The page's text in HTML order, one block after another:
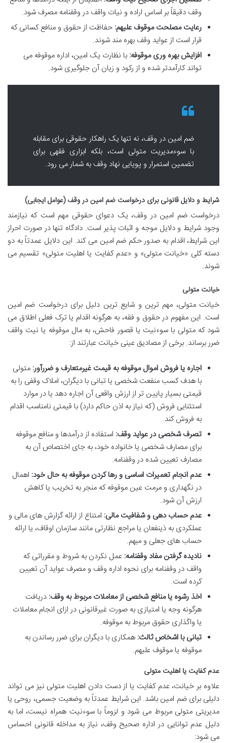
وقف دقیقاً بر اساس اراده و نیات واقف در وقفنامه مصرف شود.
رعایت مصلحت موقوف علیهم: حفاظت از حقوق و منافع کسانی که
قرار است از عواید وقف بهره مند شوند.
افزایش بهره وری موقوفه: با نظارت یک امین، اداره موقوفه می
تواند کارآمدتر شده و از رکود و زیان آن جلوگیری شود.
ضم امین در وقف، نه تنها یک راهکار حقوقی برای مقابله
با سوءمدیریت متولی است، بلکه ابزاری فقهی برای
تضمین استمرار و پویایی نهاد وقف به شمار می رود.
شرایط و دلایل قانونی برای درخواست ضم امین در وقف (عوامل ایجابی)
درخواست ضم امین در وقف، یک دعوای حقوقی مهم است که نیازمند
وجود شرایط و دلایل موجه و اثبات پذیر است. دادگاه تنها در صورت احراز
این شرایط، اقدام به صدور حکم ضم امین می کند. این دلایل عمدتاً به دو
دسته کلی «خیانت متولی» و «عدم کفایت یا اهلیت متولی» تقسیم می
شوند.
خیانت متولی
خیانت متولی، مهم ترین و شایع ترین دلیل برای درخواست ضم امین
است. این مفهوم در حقوق و فقه، به هرگونه اقدام یا ترک فعلی اطلاق می
شود که متولی با سوءنیت یا قصور فاحش، به مال موقوفه یا نیت واقف
ضرر برساند. برخی از مصادیق عینی خیانت عبارتند از:
اجاره یا فروش اموال موقوفه به قیمت غیرمتعارف و ضررآور: متولی
با هدف کسب منفعت شخصی یا تبانی با دیگران، املاک وقفی را به
قیمتی بسیار پایین تر از ارزش واقعی آن اجاره دهد یا در موارد
استثنایی فروش (که نیاز به اذن حاکم دارد) با قیمتی نامناسب اقدام
به فروش کند.
تصرف شخصی در عواید وقف: استفاده از درآمدها و منافع موقوفه
برای مصارف شخصی یا خانواده خود، به جای اختصاص آن به
مصارف تعیین شده در وقفنامه.
عدم انجام تعمیرات اساسی و رها کردن موقوفه به حال خود: اهمال
در نگهداری و مرمت عین موقوفه که منجر به تخریب یا کاهش
ارزش آن شود.
عدم حساب دهی و شفافیت مالی: امتناع از ارائه گزارش های مالی و
عملکردی به ذینفعان یا مراجع نظارتی مانند سازمان اوقاف، یا ارائه
حساب های جعلی و مبهم.
نادیده گرفتن مفاد وقفنامه: عمل نکردن به شروط و مقرراتی که
واقف در وقفنامه برای نحوه اداره وقف و مصرف عواید آن تعیین
کرده است.
اخذ رشوه یا منافع شخصی از معاملات مربوط به وقف: دریافت
هرگونه وجه یا امتیازی به صورت غیرقانونی در ازای انجام معاملات
یا واگذاری حقوق مربوط به موقوفه.
تبانی با اشخاص ثالث: همکاری با دیگران برای ضرر رساندن به
موقوفه یا موقوف علیهم.
عدم کفایت یا اهلیت متولی
علاوه بر خیانت، عدم کفایت یا از دست دادن اهلیت متولی نیز می تواند
دلیلی برای ضم امین باشد. این شرایط عمدتاً به وضعیت جسمی، روحی یا
مدیریتی متولی مربوط می شود و لزوماً با سوءنیت همراه نیست، اما به
دلیل عدم توانایی در اداره صحیح وقف، نیاز به مداخله قانونی احساس
می شود: